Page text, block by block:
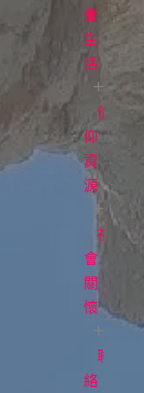
架
構
仰
告
白
見
題
場
聲
明
會
週
報
主
日
直
播
時
間
會
生
活
道
與
生
故
事
項
事
工
信
仰
資
源
日
讀
經
者
專
社
會
關
懷
滋
聯
絡